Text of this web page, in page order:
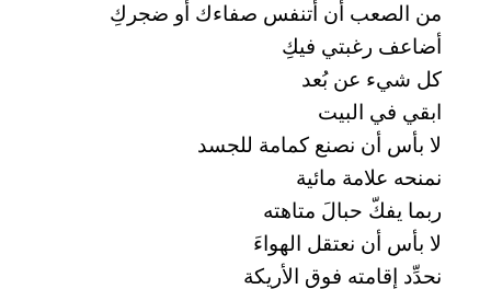
من الصعب أن أتنفس صفاءك أو ضجركِ
أضاعف رغبتي فيكِ
كل شيء عن بُعد
ابقي في البيت
لا بأس أن نصنع كمامة للجسد
نمنحه علامة مائية
ربما يفكّ حبالَ متاهته
لا بأس أن نعتقل الهواءَ
نحدِّد إقامته فوق الأريكة